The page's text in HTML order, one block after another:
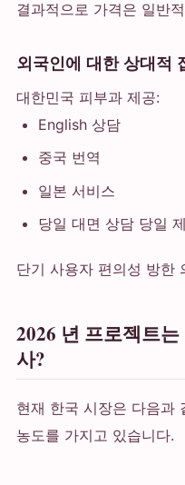
결과적으로 가격은 일반
외국인에 대한 상대적
대한민국 피부과 제공:
English 상담
중국 번역
일본 서비스
당일 대면 상담 당일
단기 사용자 편의성 방한
2026 년 프로젝트
사?
현재 한국 시장은 다음과
농도를 가지고 있습니다.